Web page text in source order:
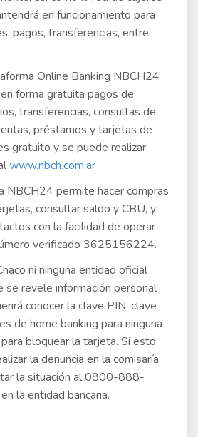
en funcionamiento para
pagos, transferencias, entre
Online Banking NBCH24
forma gratuita pagos de
transferencias, consultas de
préstamos y tarjetas de
gratuito y se puede realizar
www.nbch.com.ar
NBCH24 permite hacer compras
consultar saldo y CBU, y
con la facilidad de operar
verificado 3625156224.
ni ninguna entidad oficial
se revele información personal
conocer la clave PIN, clave
de home banking para ninguna
bloquear la tarjeta. Si esto
la denuncia en la comisaría
la situación al 0800-888-
la entidad bancaria.